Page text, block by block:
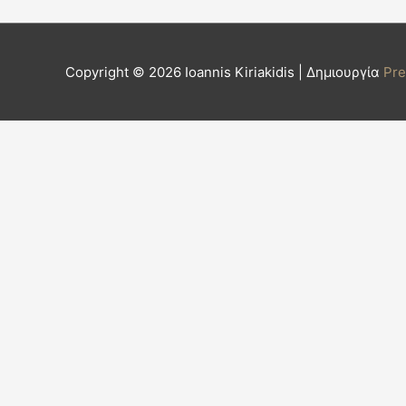
Copyright © 2026 Ioannis Kiriakidis | Δημιουργία